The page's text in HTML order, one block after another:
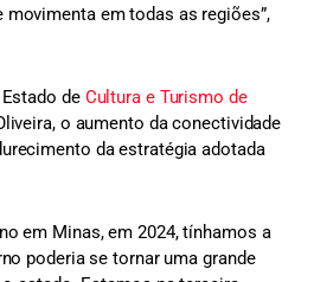
em todas as regiões”,
de Cultura e Turismo de
o aumento da conectividade
da estratégia adotada
em Minas, em 2024, tínhamos a
poderia se tornar uma grande